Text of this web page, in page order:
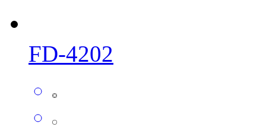
FD-4202